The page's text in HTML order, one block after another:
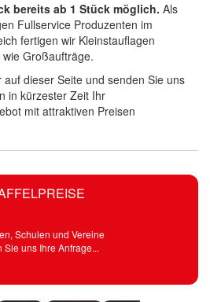
Schulen und Vereine
Sie uns Ihre Anfrage...
bereits ab 1 Stück möglich. Als
Fullservice Produzenten im
fertigen wir Kleinstauflagen
Großaufträge.
dieser Seite und senden Sie uns
in kürzester Zeit Ihr
mit attraktiven Preisen